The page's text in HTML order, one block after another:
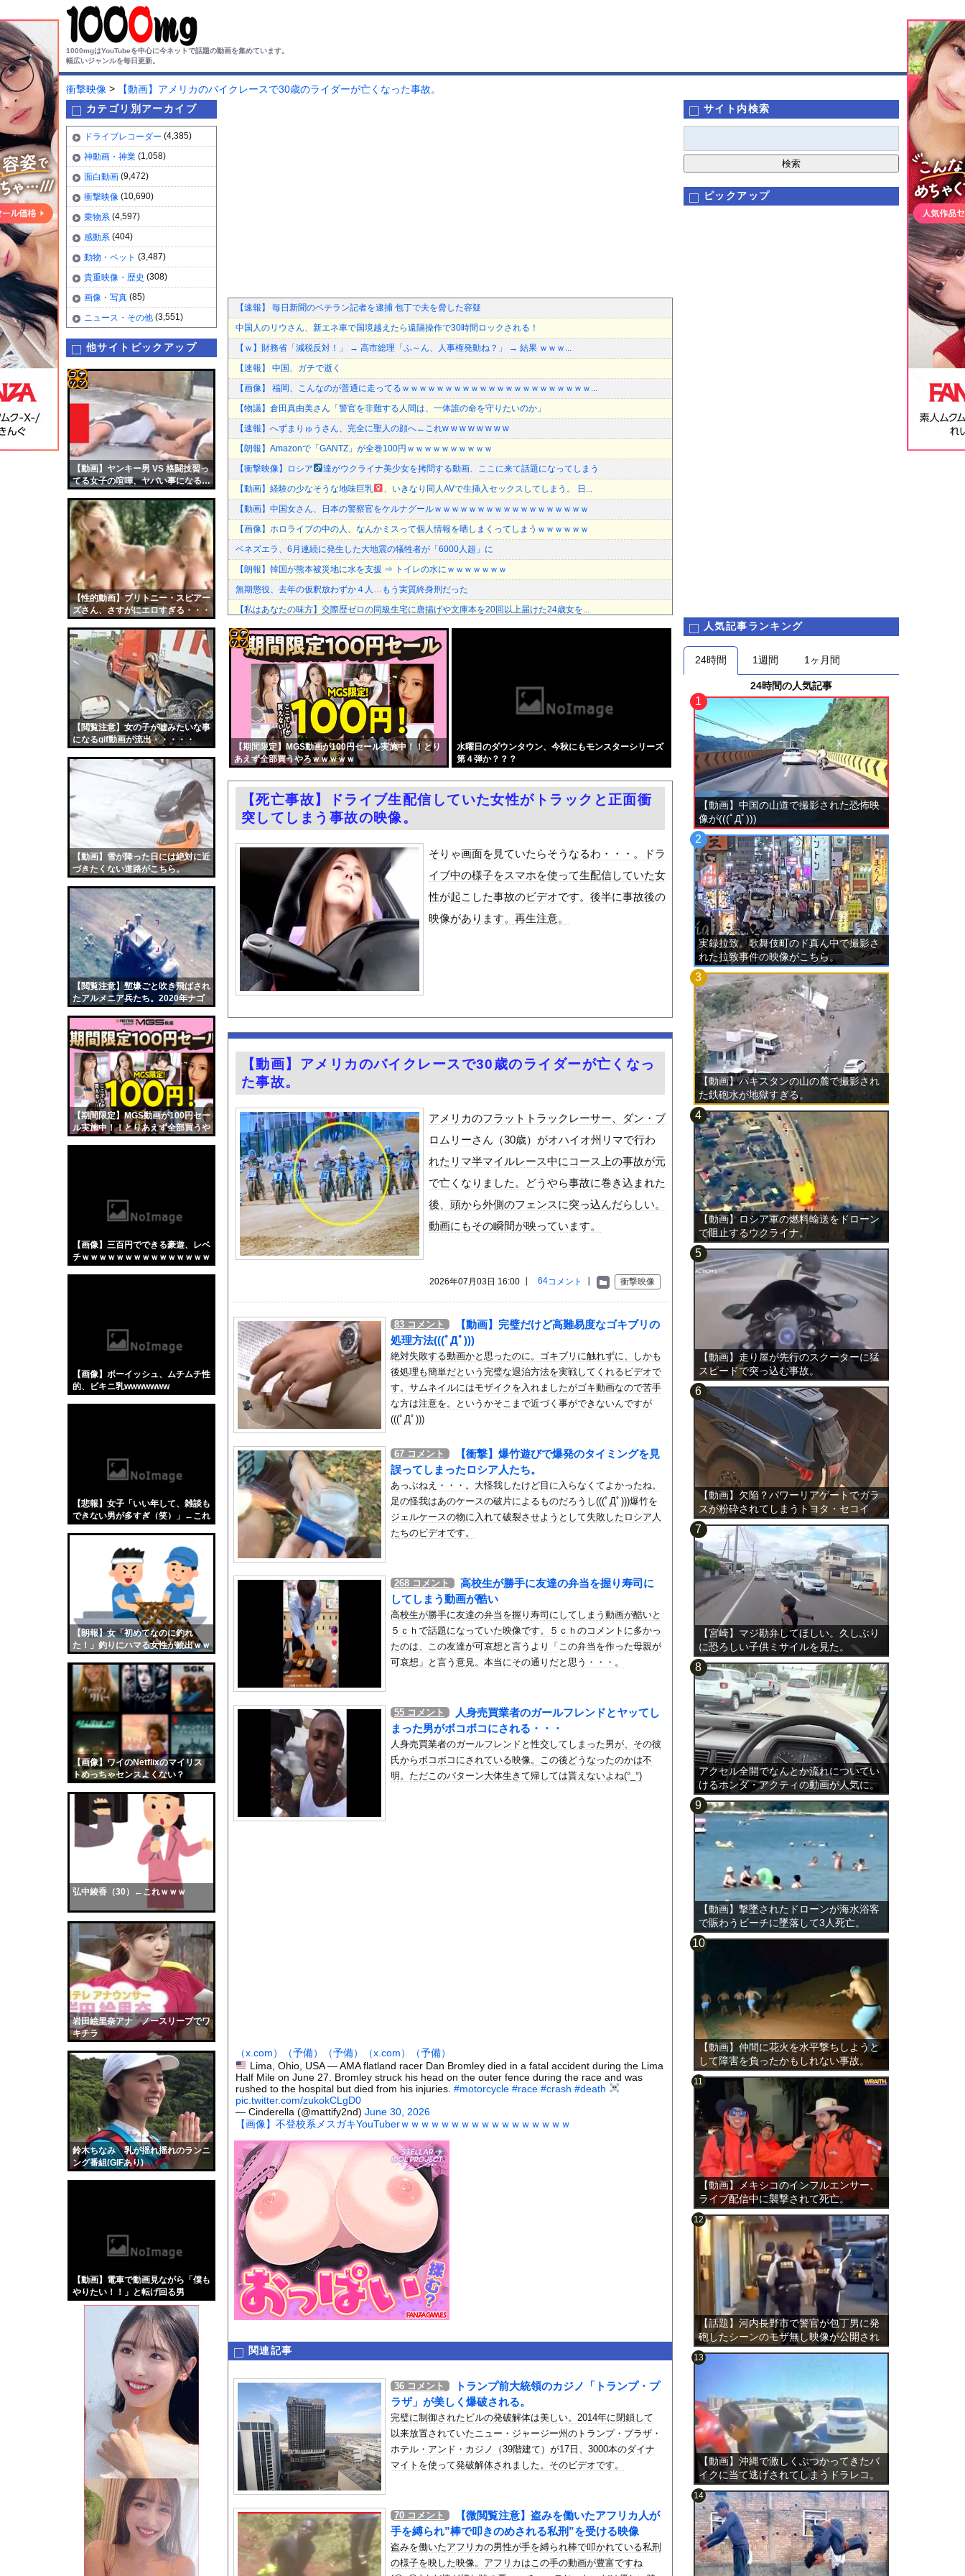
1000mgはYouTubeを中心に今ネットで話題の動画を集めています。
幅広いジャンルを毎日更新。
衝撃映像 >
【動画】アメリカのバイクレースで30歳のライダーが亡くなった事故。
カテゴリ別アーカイブ
ドライブレコーダー (4,385)
神動画・神業 (1,058)
面白動画 (9,472)
衝撃映像 (10,690)
乗物系 (4,597)
感動系 (404)
動物・ペット (3,487)
貴重映像・歴史 (308)
画像・写真 (85)
ニュース・その他 (3,551)
他サイトピックアップ
【動画】ヤンキー男 VS 格闘技習っ
てる女子の喧嘩、ヤバい事になる…
【性的動画】ブリトニー・スピアー
ズさん、さすがにエロすぎる・・・
【閲覧注意】女の子が嘘みたいな事
になるgif動画が流出・・・・・
【動画】雪が降った日には絶対に近
づきたくない道路がこちら。
【閲覧注意】塹壕ごと吹き飛ばされ
たアルメニア兵たち。2020年ナゴ
【期間限定】MGS動画が100円セー
ル実施中！！とりあえず全部買うや
【画像】三百円でできる豪遊、レベ
チｗｗｗｗｗｗｗｗｗｗｗｗｗｗｗ
【画像】ボーイッシュ、ムチムチ性
的、ビキニ乳wwwwwww
【悲報】女子「いい年して、雑談も
できない男が多すぎ（笑）」←これ
【朗報】女「初めてなのに釣れ
た！」釣りにハマる女性が続出ｗｗ
【画像】ワイのNetflixのマイリス
トめっちゃセンスよくない？
弘中綾香（30）←これｗｗｗ
岩田絵里奈アナ ノースリーブでワ
キチラ
鈴木ちなみ 乳が揺れ揺れのランニ
ング番組(GIFあり)
【動画】電車で動画見ながら「僕も
やりたい！！」と転げ回る男
wwwwwww
コテ
定リ
ンク
自動
更新
ツー
ル
【速報】 毎日新聞のベテラン記者を逮捕 包丁で夫を脅した容疑
中国人のリウさん、新エネ車で国境越えたら遠隔操作で30時間ロックされる！
【ｗ】財務省「減税反対！」 → 高市総理「ふ～ん、人事権発動ね？」 → 結果 ｗｗｗ...
【速報】 中国、ガチで逝く
【画像】 福岡、こんなのが普通に走ってるｗｗｗｗｗｗｗｗｗｗｗｗｗｗｗｗｗｗｗｗｗｗ...
【物議】倉田真由美さん「警官を非難する人間は、一体誰の命を守りたいのか」
【速報】へずまりゅうさん、完全に聖人の顔へ←これw w w w w w w w
【朗報】Amazonで「GANTZ」が全巻100円ｗｗｗｗｗｗｗｗｗｗ
【衝撃映像】ロシア
達がウクライナ美少女を拷問する動画、ここに来て話題になってしまう
【動画】経験の少なそうな地味巨乳
、いきなり同人AVで生挿入セックスしてしまう。 日...
【動画】中国女さん、日本の警察官をケルナグールｗｗｗｗｗｗｗｗｗｗｗｗｗｗｗｗｗｗ
【画像】ホロライブの中の人、なんかミスって個人情報を晒しまくってしまうｗｗｗｗｗｗ
ベネズエラ、6月連続に発生した大地震の犠牲者が「6000人超」に
【朗報】韓国が熊本被災地に水を支援 ⇒ トイレの水にｗｗｗｗｗｗｗ
無期懲役、去年の仮釈放わずか４人…もう実質終身刑だった
【私はあなたの味方】交際歴ゼロの同級生宅に唐揚げや文庫本を20回以上届けた24歳女を...
【画像】32歳美人さん、漫画グッズの注文キャンセルを43億円分繰り返しまくり逮捕
無期刑の仮釈放、2025年は「わずか4人」2024年は32人が獄中死…「終身刑化」の...
ウクライナ軍参謀本部「今年のロシア軍死傷者24万人…新規兵力の募集規模を上回る」！
消費税減税に反対していた財務省の面目が丸潰れに、減税が決まった途端に市場が動き出した...
【悲報】町のお弁当屋さん「消費税減税されても値下げせず全て利益にする！」と宣言しネッ...
共同通信、6000件分の連絡先流出か 「おわびします」とラフな軽い謝罪コメントを発表
十味、写真集ヌードがエロい！十味史上最大露出、おっぱい最高！！
車のエアコンは外気取入派？それとも内気循環派？
高ぇよ…〈年金月10万円〉74歳おひとりさま男性の悲鳴。「惣菜すら手が出ない」
結婚式の二次会で知り合った娘達と乱交した話
エロ漫画『女学校で男ひとりなので校則で性欲のはけ口にされる日常 2時限目』をrawや...
【朗報】大人気漫画「GANTZ」がAmazonでなんと全巻100円ｗｗｗｗｗｗ
同窓会帰りに既婚チ〇ポつまみ食いする一般人みさき(27)
中国「大洪水！」中国ダム「決壊」地元民「公式発表より死者多い！」中国政府「住民拘束！...
韓国国会、サッカー前代表監督を追及「なぜ負けたのか」
日本旅行キャンセルすべきか…1万年ぶり史上最大級の火山の兆し＝韓国の反応
うちのネコが目の前にいた。私が上に物を投げるフリをする → 猫はこうなります…
「クマが悪者扱いされているのが悲しい」『北の国から』倉本聰が語った現代社会への違和感...
井上清華アナ 「朗読劇」ヴィジュアル撮影！！【GIF動画あり】
ワイのバイクのバッテリー、上がる…
ゾンビパニック→ショッピングモールへの籠城
グラドル山根千芽（36歳）の豊満Iカップボディをお楽しみしまくりたいよな！
【画像】X民さん「ニンニクが青い！こんなの食えない！」
【画像】磯部花凛(30)、セクシー声優・井口裕香に対抗してしまうwwww
【朗報】秋田にアラブが2兆円の投資決定ｗｗｗ
【Xの車窓から】オービスかと思ったら野生の炊飯器で草 ほか
【画像】福岡、こんなのが普通に走ってるｗｗｗｗｗｗｗｗｗｗｗｗｗｗｗｗ
『君のことが大大大大大好きな100人の彼女』17話感想 須藤育登場！ストイックな野球...
海釣りって何が楽しいの？
【ポロリ悲話】ネットで拡散してるおっぱいポロリ動画、何故か叩かれる・・・
【衝撃】「かわいい虫」ランキング、ついに発表される
『I"s〈アイズ〉』の桂正和さん、とんでもなくエ●チなパンツを描く。これもう芸術だろ
【スパロボY】しかしクロウはやっぱいいな！主人公として魅力的すぎる…！
元日向坂46・松田好花、食中毒で「腹痛とおう吐と下痢が止まらない」原因は夏の風物詩だ...
【画像】 はいだしょうこ（47）「こんなオバサンでいいの…？」
癌で入院している祖父の側に最期まで一緒にいてあげたい。仕事を休みたいと上司に連絡した...
オタク系コンテンツの主人公「ヒロインか全人類かの二択…ボクはヒロインを選ぶっ！ｗｗ」...
泳いでいる人のすぐ横に消防飛行艇が次々着水する南仏の湖「肝心の場面で毎回カメラが逃げ...
【王座戦】
消費税減税に反対していた財務省の面目が丸潰れに、減税が決まった途端に市場が動き出した...
日ハム 対SB 2勝 14敗 ←これｗｗｗｗｗｗｗｗｗｗｗｗｗｗｗｗｗｗｗｗ
南後杏子アナ 透けノースリーブ！！
【朗報】冨里奈央のバスト、もう大変なことになってるって...
『らぶぽーしょんめーかー』 その３２
ウクライナ軍参謀本部「今年のロシア軍死傷者24万人…新規兵力の募集規模を上回る」！
10代「ローゼンメイデンのアニメなんて知らない」8割
【画像】おまえらくんの机がこの女の子の椅子にされてたらｗｗｗ
【画像】この女優さん、可愛すぎる
【朗報】齋藤飛鳥、前屈みで完全に見えてる動画が拡散されてしまう…
海外「日本よ、お前がナンバーワンだ」 熊本地震直後の日本の対応のスピードに世界が衝撃
勇気を出して白人美女にチン凸したアジア人短小男
、爆笑されてしまうｗｗｗ
10年もの間浮気してた嫁。まさかと思い長男のDNA鑑定をするがいいな？と問うと、元嫁...
ウクライナ侵攻以降、ロシア軍兵士のHIV感染が2000％急増…ウクライナメディア！
【配信者】「金バエ」のSNS更新が1週間途絶え、様々な憶測が飛び交う。1週間ぶりの投...
【画像】女の子「危機管理フォーーーーム！！！」
「48時間以内にトランプ大統領が歴史的演説」—— UFO開示を予言し続ける映像作家に...
【画像】影山優佳さん(25)、下着姿であたシコが止まらない
サッカーの選手に落雷、帰らぬ人となる
【動画】看護師の男性に男が殴りかかるが…看護師が柔術使いだった
【黒歴史】こういう昔の大学ヤリサーの流出エロ動画（顔出し）が一番抜ける
韓国人「安貞桓が韓国代表に激怒！『惨憺たる結果、徹底的な刷新が必要だ』と監督や協会を...
ケンタッキーとか言う唐揚げ屋ｗｗｗｗｗ
【画像】このAVが性癖ブッ刺さりで精子ドクドク作られるわｗｗｗｗ
【悲報】味噌ラーメンで行列、出来ない
【中国】男の子が爆竹に点火 マンホールが爆発しふた吹き飛ぶ
【画像】伊藤舞雪とかいうＡＶ女優ｗｗｗｗｗｗｗｗｗｗw
【緊急】肛門にスティックのり入れたけど出てこないの！！
お知らせ
【動画】首都高で4tトラックが原因の玉突き事故に巻き込まれた軽バンの車載。
Powered by livedoor 相互RSS
このページは1000mg が管理しています。 RSS設定 更新順130件まで。それ以降の古いものは表
示されません。
【期間限定】MGS動画が100円セール実施中！！とり
あえず全部買うやろｗｗｗｗｗ
水曜日のダウンタウン、今秋にもモンスターシリーズ
第４弾か？？？
コテ
ンク
自動
更新
【死亡事故】ドライブ生配信していた女性がトラックと正面衝
突してしまう事故の映像。
そりゃ画面を見ていたらそうなるわ・・・。ドラ
イブ中の様子をスマホを使って生配信していた女
性が起こした事故のビデオです。後半に事故後の
映像があります。再生注意。
【動画】アメリカのバイクレースで30歳のライダーが亡くなっ
た事故。
アメリカのフラットトラックレーサー、ダン・ブ
ロムリーさん（30歳）がオハイオ州リマで行わ
れたリマ半マイルレース中にコース上の事故が元
で亡くなりました。どうやら事故に巻き込まれた
後、頭から外側のフェンスに突っ込んだらしい。
動画にもその瞬間が映っています。
衝撃映像
64コメント
2026年07月03日 16:00 ┃
83 コメント
【動画】完璧だけど高難易度なゴキブリの
処理方法(((ﾟДﾟ)))
絶対失敗する動画かと思ったのに。ゴキブリに触れずに、しかも
後処理も簡単だという完璧な退治方法を実戦してくれるビデオで
す。サムネイルにはモザイクを入れましたがゴキ動画なので苦手
な方は注意を。というかそこまで近づく事ができないんですが
(((ﾟДﾟ)))
67 コメント
【衝撃】爆竹遊びで爆発のタイミングを見
誤ってしまったロシア人たち。
あっぶねえ・・・。大怪我したけど目に入らなくてよかったね。
足の怪我はあのケースの破片によるものだろうし(((ﾟДﾟ)))爆竹を
ジェルケースの物に入れて破裂させようとして失敗したロシア人
たちのビデオです。
268 コメント
高校生が勝手に友達の弁当を握り寿司に
してしまう動画が酷い
高校生が勝手に友達の弁当を握り寿司にしてしまう動画が酷いと
５ｃｈで話題になっていた映像です。５ｃｈのコメントに多かっ
たのは、この友達が可哀想と言うより「この弁当を作った母親が
可哀想」と言う意見。本当にその通りだと思う・・・。
55 コメント
人身売買業者のガールフレンドとヤッてし
まった男がボコボコにされる・・・
人身売買業者のガールフレンドと性交してしまった男が、その彼
氏からボコボコにされている映像。この後どうなったのかは不
明。ただこのパターン大体生きて帰しては貰えないよね(°_°)
（x.com） （予備） （予備） （x.com）
（予備）
Lima, Ohio, USA — AMA flatland racer Dan Bromley died in a fatal accident during the Lima
Half Mile on June 27. Bromley struck his head on the outer fence during the race and was
rushed to the hospital but died from his injuries. #motorcycle #race #crash #death
pic.twitter.com/zukokCLgD0
— Cinderella (@mattify2nd) June 30, 2026
【画像】不登校系メスガキYouTuberｗｗｗｗｗｗｗｗｗｗｗｗｗｗｗｗｗ
関連記事
36 コメント
トランプ前大統領のカジノ「トランプ・プ
ラザ」が美しく爆破される。
完璧に制御されたビルの発破解体は美しい。2014年に閉鎖して
以来放置されていたニュー・ジャージー州のトランプ・プラザ・
ホテル・アンド・カジノ（39階建て）が17日、3000本のダイナ
マイトを使って発破解体されました。そのビデオです。
70 コメント
【微閲覧注意】盗みを働いたアフリカ人が
手を縛られ”棒で叩きのめされる私刑”を受ける映像
盗みを働いたアフリカの男性が手を縛られ棒で叩かれている私刑
の様子を映した映像。アフリカはこの手の動画が豊富ですね
サイト内検索
ピックアップ
人気記事ランキング
24時間 1週間 1ヶ月間
24時間の人気記事
【動画】中国の山道で撮影された恐怖映
像が(((ﾟДﾟ)))
実録拉致。歌舞伎町のド真ん中で撮影さ
れた拉致事件の映像がこちら。
【動画】パキスタンの山の麓で撮影され
た鉄砲水が地獄すぎる。
【動画】ロシア軍の燃料輸送をドローン
で阻止するウクライナ。
【動画】走り屋が先行のスクーターに猛
スピードで突っ込む事故。
【動画】欠陥？パワーリアゲートでガラ
スが粉砕されてしまうトヨタ・セコイ
ア。
【宮崎】マジ勘弁してほしい。久しぶり
に恐ろしい子供ミサイルを見た。
アクセル全開でなんとか流れについてい
けるホンダ・アクティの動画が人気に。
【動画】撃墜されたドローンが海水浴客
で賑わうビーチに墜落して3人死亡。
【動画】仲間に花火を水平撃ちしようと
して障害を負ったかもしれない事故。
【動画】メキシコのインフルエンサー、
ライブ配信中に襲撃されて死亡。
【話題】河内長野市で警官が包丁男に発
砲したシーンのモザ無し映像が公開され
る。
【動画】沖縄で激しくぶつかってきたバ
イクに当て逃げされてしまうドラレコ。